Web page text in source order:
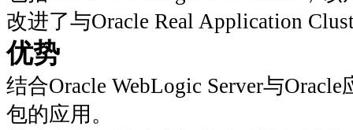
改进了与Oracle Real Application
优势
结合Oracle WebLogic Server与
包的应用。